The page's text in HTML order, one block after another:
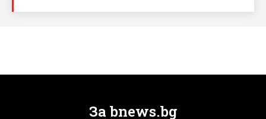
За bnews.bg